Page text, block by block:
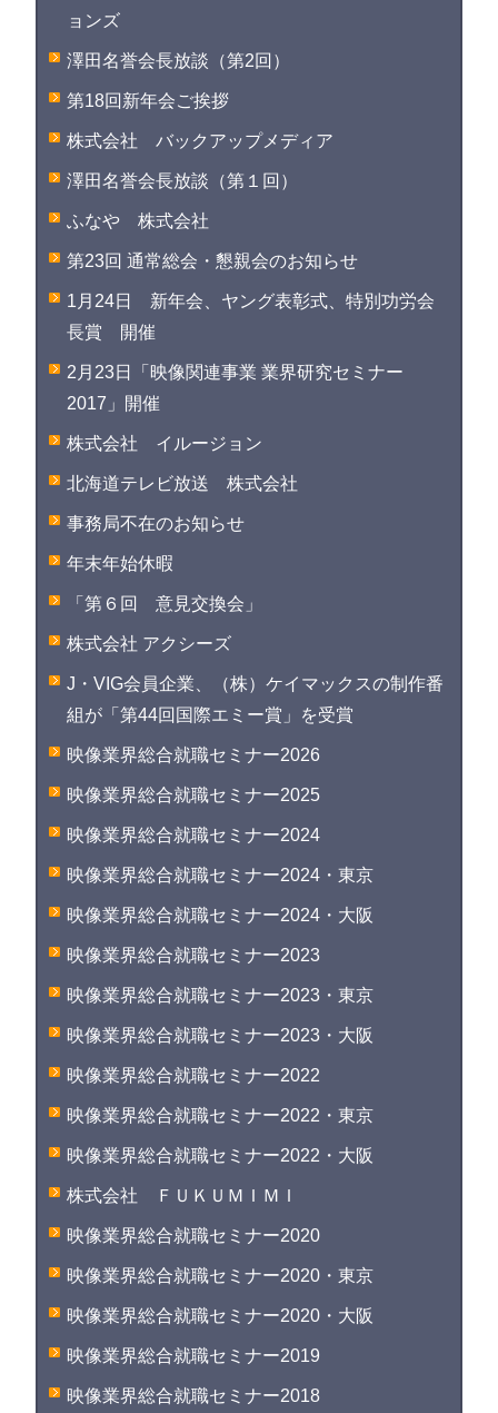
ョンズ
澤田名誉会長放談（第2回）
第18回新年会ご挨拶
株式会社 バックアップメディア
澤田名誉会長放談（第１回）
ふなや 株式会社
第23回 通常総会・懇親会のお知らせ
1月24日 新年会、ヤング表彰式、特別功労会
長賞 開催
2月23日「映像関連事業 業界研究セミナー
2017」開催
株式会社 イルージョン
北海道テレビ放送 株式会社
事務局不在のお知らせ
年末年始休暇
「第６回 意見交換会」
株式会社 アクシーズ
J・VIG会員企業、（株）ケイマックスの制作番
組が「第44回国際エミー賞」を受賞
映像業界総合就職セミナー2026
映像業界総合就職セミナー2025
映像業界総合就職セミナー2024
映像業界総合就職セミナー2024・東京
映像業界総合就職セミナー2024・大阪
映像業界総合就職セミナー2023
映像業界総合就職セミナー2023・東京
映像業界総合就職セミナー2023・大阪
映像業界総合就職セミナー2022
映像業界総合就職セミナー2022・東京
映像業界総合就職セミナー2022・大阪
株式会社 ＦＵＫＵＭＩＭＩ
映像業界総合就職セミナー2020
映像業界総合就職セミナー2020・東京
映像業界総合就職セミナー2020・大阪
映像業界総合就職セミナー2019
映像業界総合就職セミナー2018